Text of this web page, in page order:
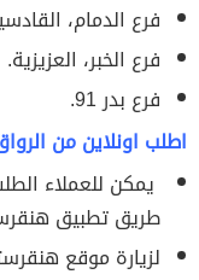
فرع الدمام،
فرع الخبر، العزيزية.
فرع بدر 91.
اطلب اونلاين من
يمكن للعملاء
طريق تطبيق
لزيارة موقع